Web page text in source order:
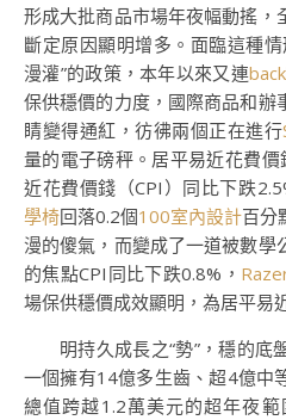
形成大批商品市場年夜幅動搖，
斷定原因顯明增多。面臨這種
漫灌”的政策，本年以來又連
保供穩價的力度，國際商品和辦
睛變得通紅，彷彿兩個正在進行
量的電子磅秤。居平易近花費
近花費價錢（CPI）同比下跌
學椅回落0.2個100室內設計百分
漫的傻氣，而變成了一道被數學
的焦點CPI同比下跌0.8%，
場保供穩價成效顯明，為居平易
明持久成長之“勢”，穩的
一個擁有14億多生齒、超4億中
總值跨越1.2萬美元的超年夜